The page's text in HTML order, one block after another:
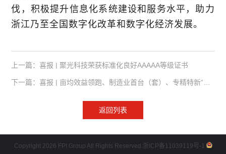
伐，积极提升信息化系统建设和服务水平，助力
浙江乃至全国数字化改革和数字化经济发展。
上一篇：喜报 | 聚光科技荣获标准化良好AAAAA等级证书
返回列表
Copyright 2026 FPI Group All Rights Reserved.浙ICP备11039119号-1